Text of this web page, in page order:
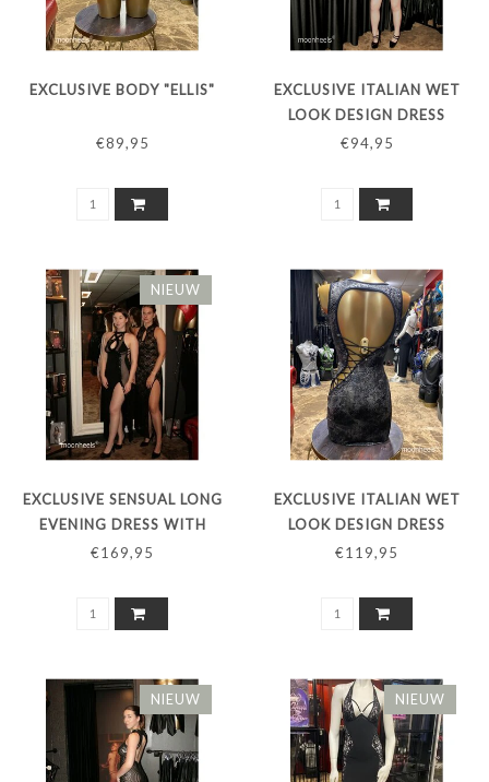
EXCLUSIVE BODY "ELLIS"
€89,95
EXCLUSIVE ITALIAN WET
LOOK DESIGN DRESS
"TATUAGGIO" - COPY -
€94,95
NIEUW
EXCLUSIVE SENSUAL LONG
EVENING DRESS WITH
LOW-BACK
€169,95
EXCLUSIVE ITALIAN WET
LOOK DESIGN DRESS
"TATUAGGIO" - COPY -
€119,95
NIEUW NIEUW